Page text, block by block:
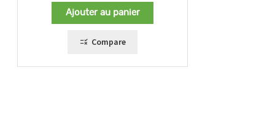
Ajouter au panier
Compare